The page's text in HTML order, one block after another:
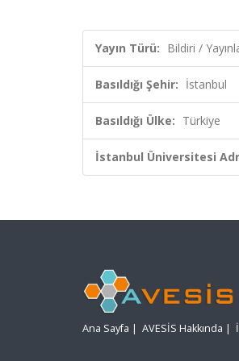
Yayın Türü: Bildiri /
Basıldığı Şehir: İstanbul
Basıldığı Ülke: Türkiye
İstanbul Üniversitesi
Ana Sayfa | AVESİS Hakkında |